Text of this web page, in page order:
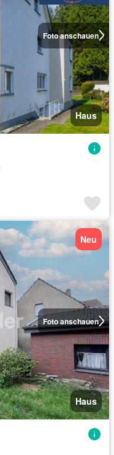
Foto anschauen
Haus
Foto anschauen
Neu
Haus